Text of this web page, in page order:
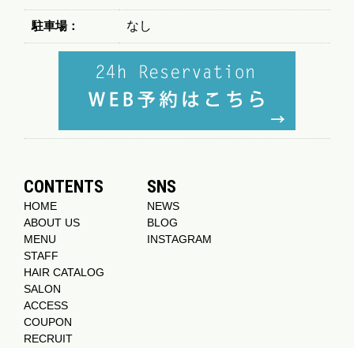
駐車場： なし
CONTENTS
HOME
ABOUT US
MENU
STAFF
HAIR CATALOG
SALON
ACCESS
COUPON
RECRUIT
SNS
NEWS
BLOG
INSTAGRAM